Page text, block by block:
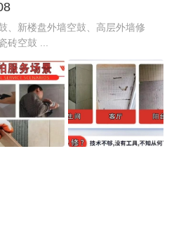
、新楼盘外墙空鼓、高层外墙修
砖空鼓 ...